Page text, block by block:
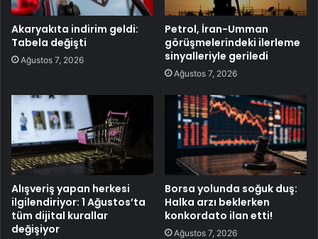
Akaryakıta indirim geldi:
Tabela değişti
Ağustos 7, 2026
Petrol, İran-Umman
görüşmelerindeki ilerleme
sinyalleriyle geriledi
Ağustos 7, 2026
Alışveriş yapan herkesi
ilgilendiriyor: 1 Ağustos’ta
tüm dijital kurallar
değişiyor
Borsa yolunda soğuk duş:
Halka arzı beklerken
konkordato ilan etti!
Ağustos 7, 2026